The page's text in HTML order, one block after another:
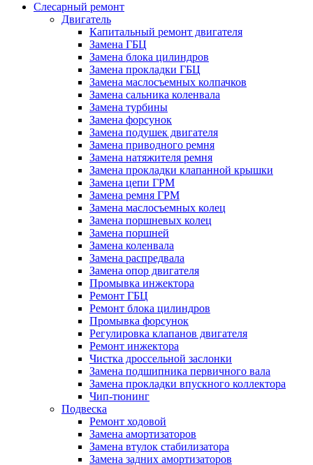
Слесарный ремонт
Двигатель
Капитальный ремонт двигателя
Замена ГБЦ
Замена блока цилиндров
Замена прокладки ГБЦ
Замена маслосъемных колпачков
Замена сальника коленвала
Замена турбины
Замена форсунок
Замена подушек двигателя
Замена приводного ремня
Замена натяжителя ремня
Замена прокладки клапанной крышки
Замена цепи ГРМ
Замена ремня ГРМ
Замена маслосъемных колец
Замена поршневых колец
Замена поршней
Замена коленвала
Замена распредвала
Замена опор двигателя
Промывка инжектора
Ремонт ГБЦ
Ремонт блока цилиндров
Промывка форсунок
Регулировка клапанов двигателя
Ремонт инжектора
Чистка дроссельной заслонки
Замена подшипника первичного вала
Замена прокладки впускного коллектора
Чип-тюнинг
Подвеска
Ремонт ходовой
Замена амортизаторов
Замена втулок стабилизатора
Замена задних амортизаторов